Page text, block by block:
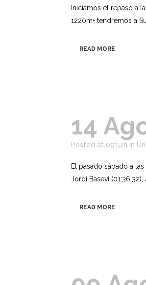
Iniciamos el repaso a
1220m+ tendremos a
READ MORE
14
Posted at 09:57h in
El pasado sábado a
Jordi Basevi (01:36:32),
READ MORE